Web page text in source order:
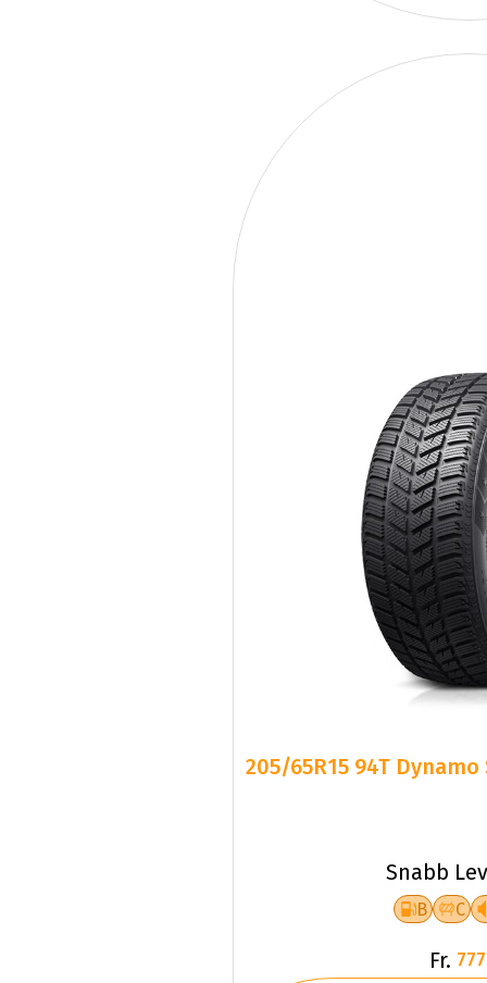
205/65R15 94T Dynamo
Snabb
B C
Fr.